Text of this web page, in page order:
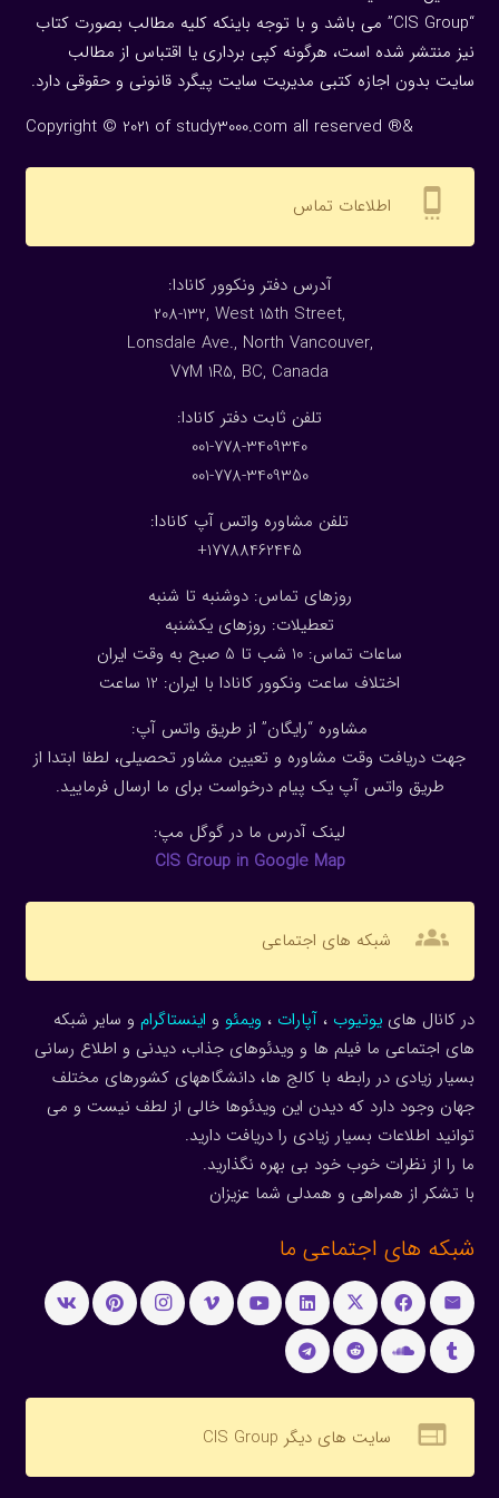
“CIS Group” می باشد و با توجه باینکه کلیه مطالب بصورت کتاب
نیز منتشر شده است، هرگونه كپی برداری یا اقتباس از مطالب
سایت بدون اجازه كتبی مدیریت سایت پیگرد قانونی و حقوقی دارد.
Copyright © 2021 of study3000.com all reserved ®&
settings_cell اطلاعات تماس
:آدرس دفتر ونکوور کانادا
208-132, West 15th Street,
Lonsdale Ave., North Vancouver,
V7M 1R5, BC, Canada
:تلفن ثابت دفتر کانادا
001-778-3409340
001-778-3409350
تلفن مشاوره واتس آپ کانادا:
17788462445+
روزهای تماس: دوشنبه تا شنبه
تعطیلات: روزهای یکشنبه
ساعات تماس: 10 شب تا 5 صبح به وقت ایران
اختلاف ساعت ونکوور کانادا با ایران: 1 2 ساعت
مشاوره “رایگان” از طریق واتس آپ:
جهت دریافت وقت مشاوره و تعیین مشاور تحصیلی، لطفا ابتدا از
طریق واتس آپ یک پیام درخواست برای ما ارسال فرمایید.
لینک آدرس ما در گوگل مپ:
CIS Group in Google Map
groups شبکه های اجتماعی
در کانال هاییوتیوب ، آپارات ، ویمئو و اینستاگرام و سایر شبکه
های اجتماعی ما فیلم ها و ویدئوهای جذاب، دیدنی و اطلاع رسانی
بسیار زیادی در رابطه با کالج ها، دانشگاههای کشورهای مختلف
جهان وجود دارد که دیدن این ویدئوها خالی از لطف نیست و می
توانید اطلاعات بسیار زیادی را دریافت دارید.
ما را از نظرات خوب خود بی بهره نگذارید.
با تشکر از همراهی و همدلی شما عزیزان
شبکه های اجتماعی ما
web سایت های دیگر CIS Group